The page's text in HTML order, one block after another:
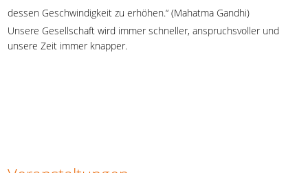
dessen Geschwindigkeit zu erhöhen.“ (Mahatma Gandhi)
Unsere Gesellschaft wird immer schneller, anspruchsvoller und
unsere Zeit immer knapper.